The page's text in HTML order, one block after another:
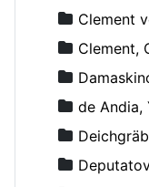
Clement
Clement,
de Andia,